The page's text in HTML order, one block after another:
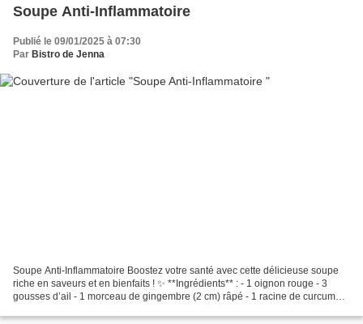
Soupe Anti-Inflammatoire
Publié le 09/01/2025 à 07:30
Par Bistro de Jenna
Soupe Anti-Inflammatoire Boostez votre santé avec cette délicieuse soupe
riche en saveurs et en bienfaits ! ✨ **Ingrédients** : - 1 oignon rouge - 3
gousses d’ail - 1 morceau de gingembre (2 cm) râpé - 1 racine de curcuma